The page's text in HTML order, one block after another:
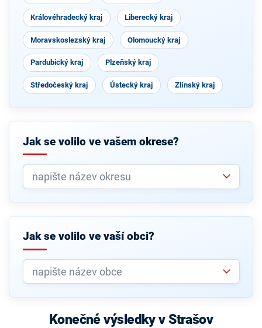
Královéhradecký kraj Liberecký kraj
Moravskoslezský kraj Olomoucký kraj
Pardubický kraj Plzeňský kraj
Středočeský kraj Ústecký kraj Zlínský kraj
Jak se volilo ve vašem okrese?
Jak se volilo ve vaší obci?
Konečné výsledky v Strašov